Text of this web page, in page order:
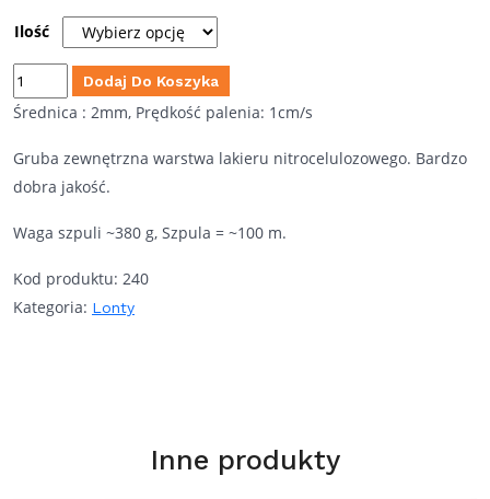
od
30,00 zł
do
1125,00 zł
Ilość
ilość
Visco
1cm/s
Dodaj Do Koszyka
Średnica : 2mm, Prędkość palenia: 1cm/s
Gruba zewnętrzna warstwa lakieru nitrocelulozowego. Bardzo
dobra jakość.
Waga szpuli ~380 g, Szpula = ~100 m.
Kod produktu: 240
Kategoria: Lonty
Inne produkty